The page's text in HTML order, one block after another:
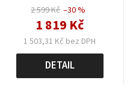
2 599 Kč
1 503,31 Kč bez DPH
1 819 Kč
–30 %
DETAIL